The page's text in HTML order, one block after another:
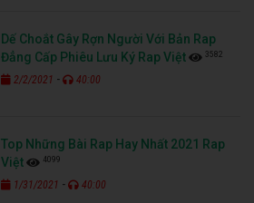
Dế Choắt Gây Rợn Người Với Bản Rap
Đẳng Cấp Phiêu Lưu Ký Rap Việt
3582
2/2/2021 - 40:00
Top Những Bài Rap Hay Nhất 2021 Rap
Việt
4099
1/31/2021 - 40:00